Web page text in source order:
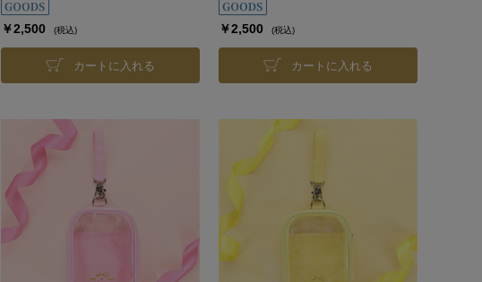
￥2,500 (税込)
カートに入れる
￥2,500 (税込)
カートに入れる